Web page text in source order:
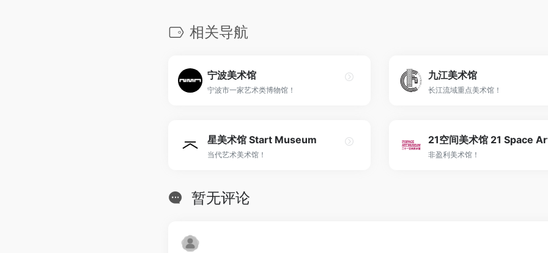
相关导航
宁波美术馆
宁波市一家艺术类博物馆！
九江美术馆
长江流域重点美术馆！
星美术馆 Start Museum
当代艺术美术馆！ 非盈利美术馆！
暂无评论